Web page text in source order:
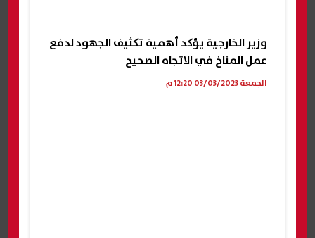
وزير الخارجية يؤكد أهمية تكثيف الجهود لدفع
عمل المناخ في الاتجاه الصحيح
الجمعة 03/03/2023 12:20 م